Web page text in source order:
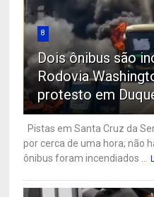
8
Dois ônibus são
Rodovia
protesto em
Pistas em Santa Cruz da
por cerca de uma hora; não
ônibus foram incendiados ...